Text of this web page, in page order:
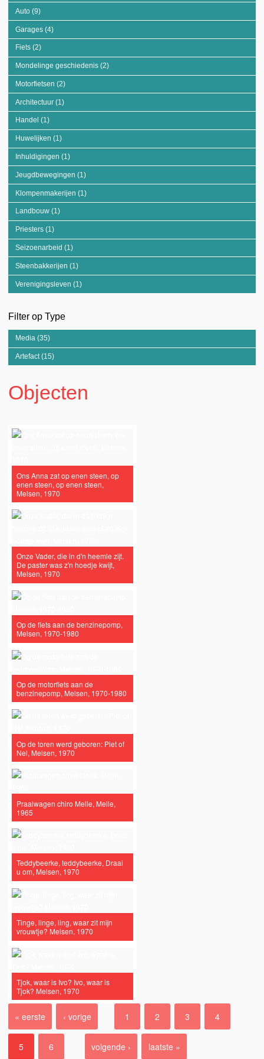
Auto (9)
Garages (4)
Fiets (2)
Mondelinge geschiedenis (2)
Motorfietsen (2)
Architectuur (1)
Handel (1)
Huwelijken (1)
Inhuldigingen (1)
Jeugdbewegingen (1)
Klompenmakerijen (1)
Landbouw (1)
Priesters (1)
Seizoenarbeid (1)
Steenbakkerijen (1)
Verenigingsleven (1)
Filter op Type
Media (35)
Artefact (15)
Objecten
Ons Anna zat op enen steen, op
enen steen, op enen steen,
Melsen, 1970
Onze Vader, die in d'n heemle zijt.
De paster was z'n hoedje kwijt,
Melsen, 1970
Op de fiets aan de benzinepomp,
Melsen, 1970-1980
Op de motorfiets aan de
benzinepomp, Melsen, 1970-1980
Op de toren werd geboren: Piet of
Nel, Melsen, 1970
Praalwagen chiro Melle, Melle,
1965
Teddybeerke, teddybeerke, Draai
u om, Melsen, 1970
Tinge, linge, ling, waar zit mijn
vrouwtje? Melsen, 1970
Tjok, waar is Ivo? Ivo, waar is
Tjok? Melsen, 1970
Pagina's
« eerste ‹ vorige 1 2 3 4
5 6 volgende › laatste »